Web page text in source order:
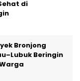
Izin, Muncul
di
Bronjong
Beringin